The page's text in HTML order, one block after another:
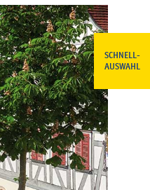
SCHNELL-
AUSWAHL